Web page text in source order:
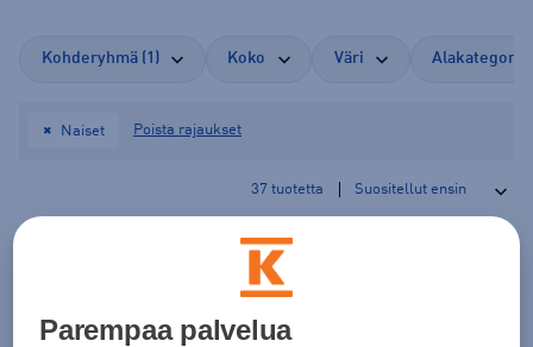
Kohderyhmä (1) Koko Väri Alakategoria
✖ Naiset Poista rajaukset
37 tuotetta
Parempaa palvelua